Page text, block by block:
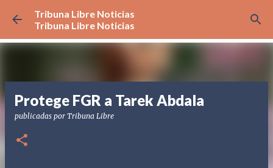
Ir al contenido principal
Tribuna Libre Noticias
Tribuna Libre Noticias
Protege FGR a Tarek Abdala
publicadas por Tribuna Libre